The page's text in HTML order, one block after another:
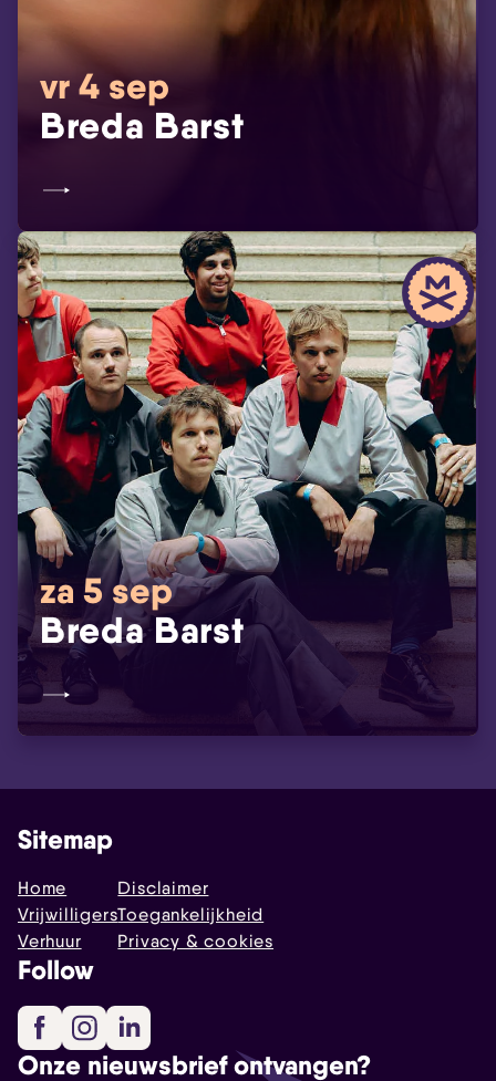
vr 4 sep
Breda Barst
za 5 sep
Breda Barst
Sitemap
Home
Vrijwilligers
Verhuur
Disclaimer
Toegankelijkheid
Privacy & cookies
Follow
FacebookInstagram
Onze nieuwsbrief ontvangen?